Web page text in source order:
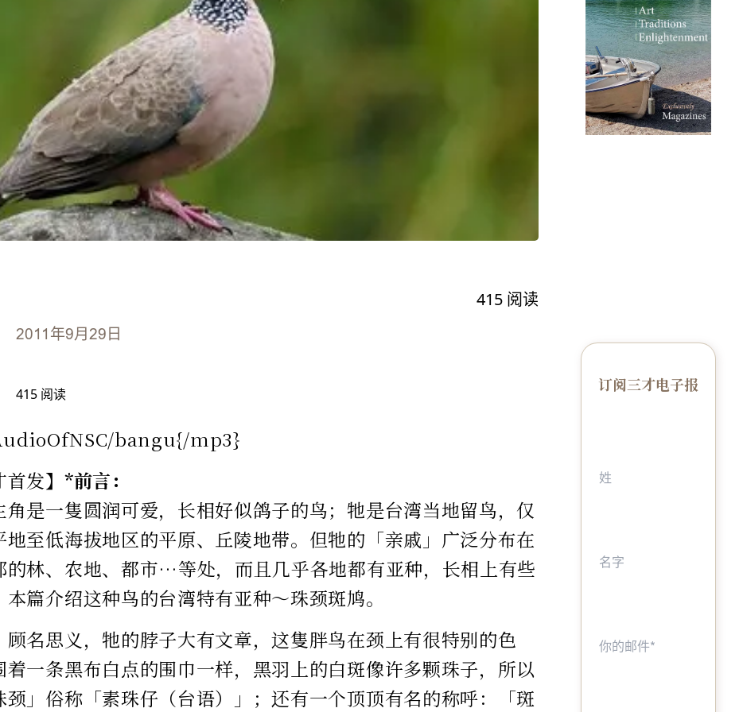
415 阅读
2011年9月29日
415 阅读
bangu{/mp3}
首发】 *前言：
角是一隻圆润可爱，长相好似鸽子的鸟；牠是台湾当地留鸟，仅
地至低海拔地区的平原、丘陵地带。但牠的「亲戚」广泛分布在
的林、农地、都市…等处，而且几乎各地都有亚种，长相上有些
篇介绍这种鸟的台湾特有亚种～珠颈斑鸠。
顾名思义，牠的脖子大有文章，这隻胖鸟在颈上有很特别的色
着一条黑布白点的围巾一样，黑羽上的白斑像许多颗珠子，所以
颈」俗称「素珠仔（台语）」；还有一个顶顶有名的称呼：「斑
订阅三才电子报